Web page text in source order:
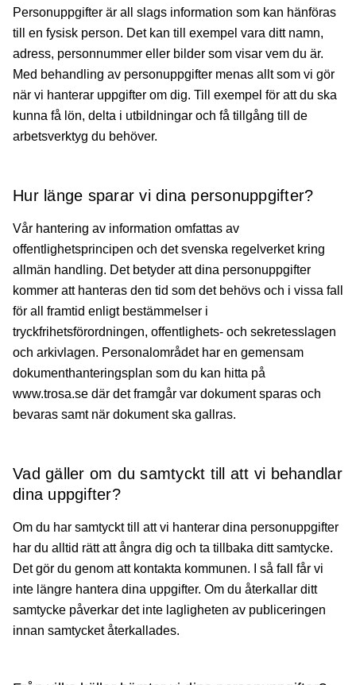
Personuppgifter är all slags information som kan hänföras
till en fysisk person. Det kan till exempel vara ditt namn,
adress, personnummer eller bilder som visar vem du är.
Med behandling av personuppgifter menas allt som vi gör
när vi hanterar uppgifter om dig. Till exempel för att du ska
kunna få lön, delta i utbildningar och få tillgång till de
arbetsverktyg du behöver.
Hur länge sparar vi dina personuppgifter?
Vår hantering av information omfattas av
offentlighetsprincipen och det svenska regelverket kring
allmän handling. Det betyder att dina personuppgifter
kommer att hanteras den tid som det behövs och i vissa fall
för all framtid enligt bestämmelser i
tryckfrihetsförordningen, offentlighets- och sekretesslagen
och arkivlagen. Personalområdet har en gemensam
dokumenthanteringsplan som du kan hitta på
www.trosa.se där det framgår var dokument sparas och
bevaras samt när dokument ska gallras.
Vad gäller om du samtyckt till att vi behandlar
dina uppgifter?
Om du har samtyckt till att vi hanterar dina personuppgifter
har du alltid rätt att ångra dig och ta tillbaka ditt samtycke.
Det gör du genom att kontakta kommunen. I så fall får vi
inte längre hantera dina uppgifter. Om du återkallar ditt
samtycke påverkar det inte lagligheten av publiceringen
innan samtycket återkallades.